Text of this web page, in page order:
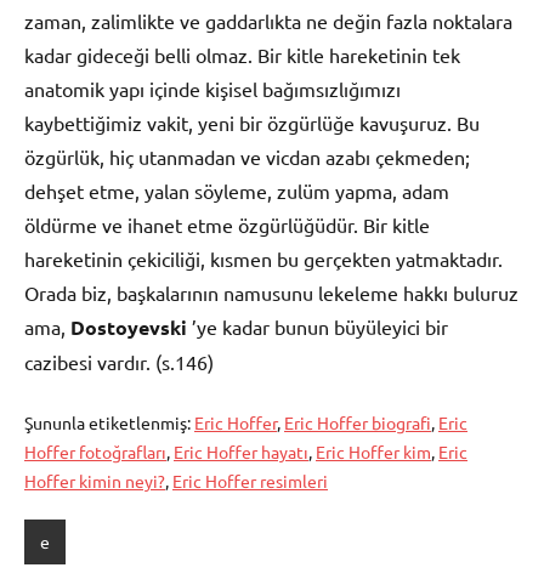
zaman, zalimlikte ve gaddarlıkta ne değin fazla noktalara
kadar gideceği belli olmaz. Bir kitle hareketinin tek
anatomik yapı içinde kişisel bağımsızlığımızı
kaybettiğimiz vakit, yeni bir özgürlüğe kavuşuruz. Bu
özgürlük, hiç utanmadan ve vicdan azabı çekmeden;
dehşet etme, yalan söyleme, zulüm yapma, adam
öldürme ve ihanet etme özgürlüğüdür. Bir kitle
hareketinin çekiciliği, kısmen bu gerçekten yatmaktadır.
Orada biz, başkalarının namusunu lekeleme hakkı buluruz
ama, Dostoyevski ’ye kadar bunun büyüleyici bir
cazibesi vardır. (s.146)
Şununla etiketlenmiş: Eric Hoffer, Eric Hoffer biografi, Eric
Hoffer fotoğrafları, Eric Hoffer hayatı, Eric Hoffer kim, Eric
Hoffer kimin neyi?, Eric Hoffer resimleri
e